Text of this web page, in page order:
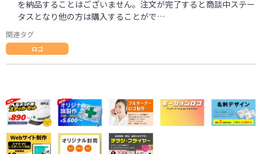
を納品することはございません。注文が完了すると商談中ステー
タスとなり他の方は購入することがで…
関連タグ
ロゴ